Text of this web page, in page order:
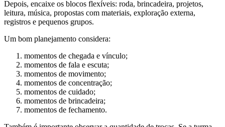
Depois, encaixe os blocos flexíveis: roda, brincadeira, projetos,
leitura, música, propostas com materiais, exploração externa,
registros e pequenos grupos.
Um bom planejamento considera:
momentos de chegada e vínculo;
momentos de fala e escuta;
momentos de movimento;
momentos de concentração;
momentos de cuidado;
momentos de brincadeira;
momentos de fechamento.